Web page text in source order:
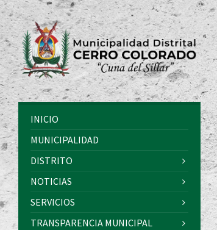
INICIO
MUNICIPALIDAD
DISTRITO
NOTICIAS
SERVICIOS
TRANSPARENCIA MUNICIPAL